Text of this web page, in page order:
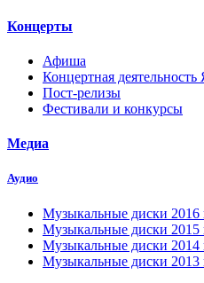
Концерты
Афиша
Концертная
Пост-релизы
Фестивали и конкурсы
Медиа
Аудио
Музыкальные диски 2016
Музыкальные диски 2015
Музыкальные диски 2014
Музыкальные диски 2013